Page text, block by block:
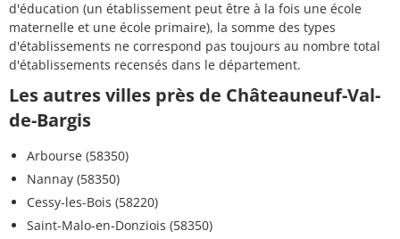
d'éducation (un établissement peut être à la fois une école
maternelle et une école primaire), la somme des types
d'établissements ne correspond pas toujours au nombre total
d'établissements recensés dans le département.
Les autres villes près de Châteauneuf-Val-
de-Bargis
Arbourse (58350)
Nannay (58350)
Cessy-les-Bois (58220)
Saint-Malo-en-Donziois (58350)